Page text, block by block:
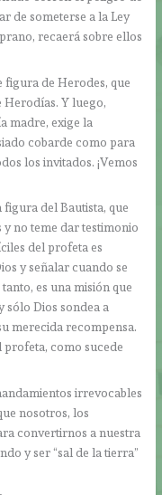
de someterse a la Ley
recaerá sobre ellos
figura de Herodes, que
Herodías. Y luego,
madre, exige la
cobarde como para
los invitados. ¡Vemos
del Bautista, que
y no teme dar testimonio
del profeta es
y señalar cuando se
es una misión que
sólo Dios sondea a
merecida recompensa.
como sucede
irrevocables
nosotros, los
convertirnos a nuestra
y ser “sal de la tierra”